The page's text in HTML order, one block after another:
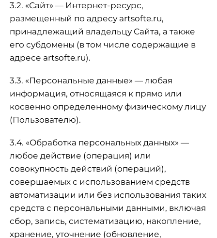
3.2. «Сайт» — Интернет-ресурс,
размещенный по адресу artsofte.ru,
принадлежащий владельцу Сайта, а также
его субдомены (в том числе содержащие в
адресе artsofte.ru).
3.3. «Персональные данные» — любая
информация, относящаяся к прямо или
косвенно определенному физическому лицу
(Пользователю).
3.4. «Обработка персональных данных» —
любое действие (операция) или
совокупность действий (операций),
совершаемых с использованием средств
автоматизации или без использования таких
средств с персональными данными, включая
сбор, запись, систематизацию, накопление,
хранение, уточнение (обновление,